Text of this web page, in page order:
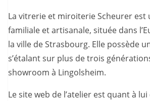
La vitrerie et miroiterie Scheurer est
familiale et artisanale, située dans
la ville de Strasbourg. Elle possède
s’étalant sur plus de trois
showroom à Lingolsheim.
Le site web de l’atelier est quant à